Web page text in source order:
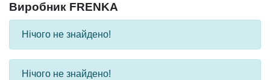
Виробник FRENKA
Нічого не знайдено!
Нічого не знайдено!